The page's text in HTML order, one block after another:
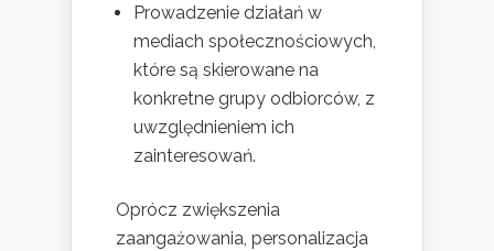
Prowadzenie działań w
mediach społecznościowych,
które są skierowane na
konkretne grupy odbiorców, z
uwzględnieniem ich
zainteresowań.
Oprócz zwiększenia
zaangażowania, personalizacja